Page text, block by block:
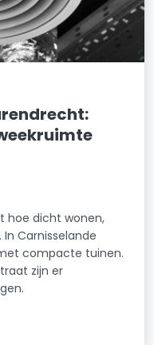
hoe dicht wonen,
Carnisselande
compacte tuinen.
zijn er